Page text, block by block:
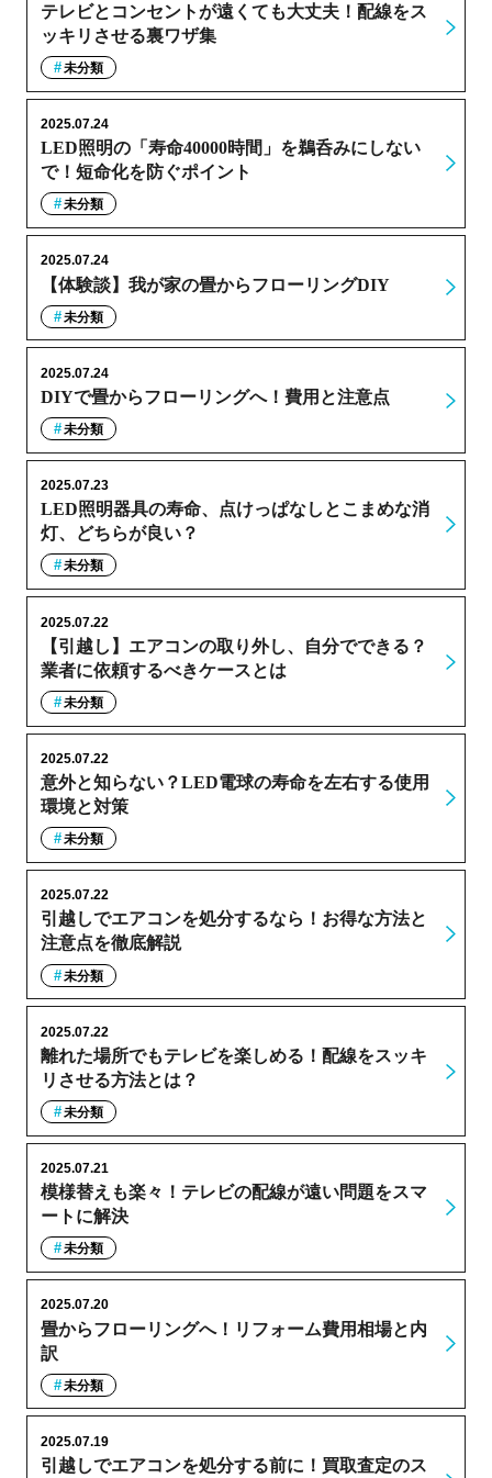
テレビとコンセントが遠くても大丈夫！配線をス
ッキリさせる裏ワザ集
未分類
LED照明の「寿命40000時間」を鵜呑みにしない
で！短命化を防ぐポイント
2025.07.24
未分類
【体験談】我が家の畳からフローリングDIY
2025.07.24
未分類
DIYで畳からフローリングへ！費用と注意点
2025.07.24
未分類
LED照明器具の寿命、点けっぱなしとこまめな消
灯、どちらが良い？
2025.07.23
未分類
【引越し】エアコンの取り外し、自分でできる？
業者に依頼するべきケースとは
2025.07.22
未分類
意外と知らない？LED電球の寿命を左右する使用
環境と対策
2025.07.22
未分類
引越しでエアコンを処分するなら！お得な方法と
注意点を徹底解説
2025.07.22
未分類
離れた場所でもテレビを楽しめる！配線をスッキ
リさせる方法とは？
2025.07.22
未分類
模様替えも楽々！テレビの配線が遠い問題をスマ
ートに解決
2025.07.21
未分類
畳からフローリングへ！リフォーム費用相場と内
訳
2025.07.20
未分類
引越しでエアコンを処分する前に！買取査定のス
2025.07.19